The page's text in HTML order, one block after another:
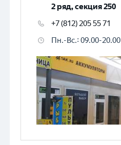
2 ряд, секция 250
+7 (812) 205 55 71
Пн.-Вс.: 09.00-20.00